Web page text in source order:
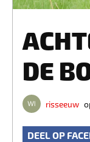
DE
risseeuw
DEEL OP